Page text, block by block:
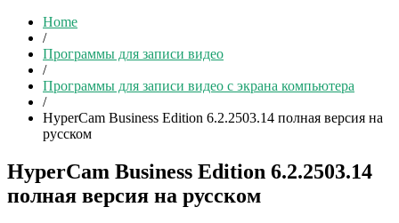
Home
/
Программы для записи видео
/
Программы для записи видео с экрана компьютера
/
HyperCam Business Edition 6.2.2503.14 полная версия на
русском
HyperCam Business Edition 6.2.2503.14
полная версия на русском